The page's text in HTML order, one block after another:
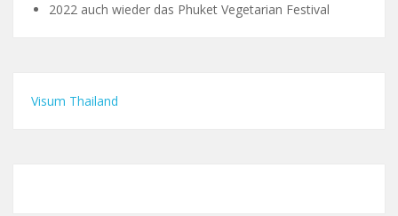
2022 auch wieder das Phuket Vegetarian Festival
Visum Thailand